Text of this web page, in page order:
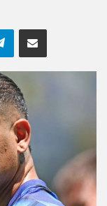
TelegramCompartilhar por e-mail